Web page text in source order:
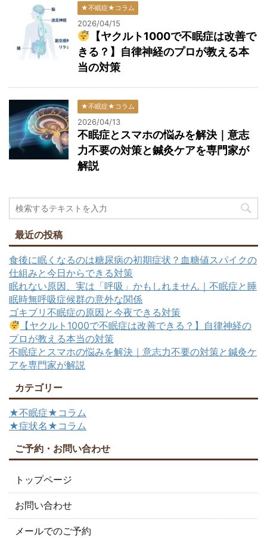
★不眠症★コラム
2026/04/15
【ヤクルト1000で不眠症は改善で
きる？】自律神経のプロが教える本
当の対策
★不眠症★コラム
2026/04/13
不眠症とスマホの悩みを解決｜意志
力不要の対策と鍼灸ケアを専門家が
解説
最近の投稿
食後に眠くなるのは糖尿病の初期症状？血糖値スパイクの
仕組みと今日からできる対策
眠れない原因、実は「呼吸」かもしれません｜不眠症と睡
眠時無呼吸症候群の意外な関係
ゴキブリ不眠症の原因と今夜できる対策
【ヤクルト1000で不眠症は改善できる？】自律神経の
プロが教える本当の対策
不眠症とスマホの悩みを解決｜意志力不要の対策と鍼灸ケ
アを専門家が解説
カテゴリー
★不眠症★コラム
★症状名★コラム
ご予約・お問い合わせ
トップページ
お問い合わせ
メールでのご予約